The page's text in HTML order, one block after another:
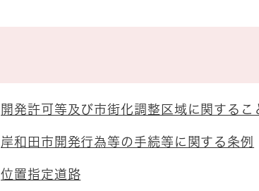
開発許可等及び市街化調整区域に関するこ
岸和田市開発行為等の手続等に関する条例
位置指定道路